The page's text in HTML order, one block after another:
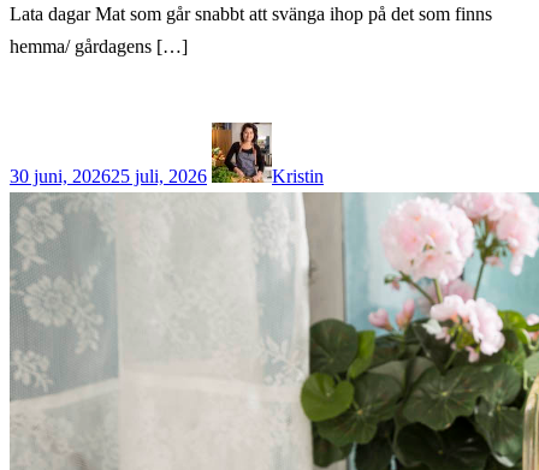
Lata dagar Mat som går snabbt att svänga ihop på det som finns
hemma/ gårdagens […]
30 juni, 202625 juli, 2026 Kristin